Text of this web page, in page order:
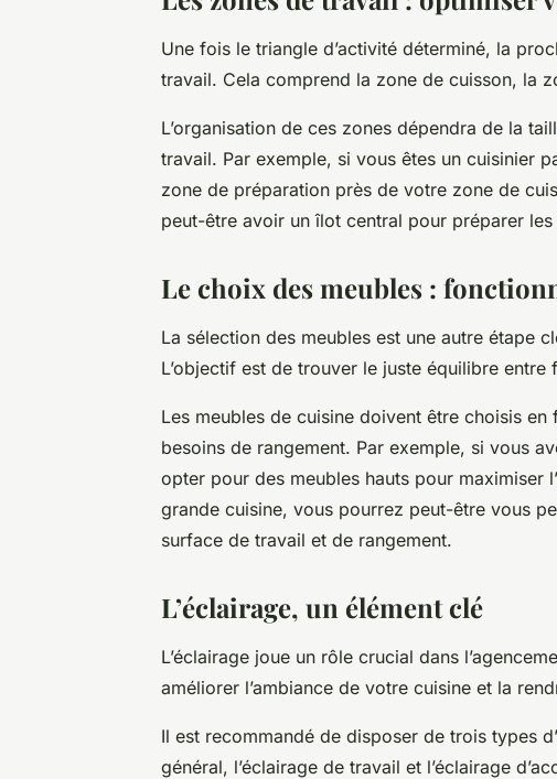
Une fois le triangle d’activité déterminé, la
travail. Cela comprend la zone de cuisson, la
L’organisation de ces zones dépendra de la
travail. Par exemple, si vous êtes un cuisinier
zone de préparation près de votre zone de
peut-être avoir un îlot central pour préparer
Le choix des meubles :
La sélection des meubles est une autre étape
L’objectif est de trouver le juste équilibre
Les meubles de cuisine doivent être choisis
besoins de rangement. Par exemple, si vous
opter pour des meubles hauts pour maximiser
grande cuisine, vous pourrez peut-être vous
surface de travail et de rangement.
L’éclairage, un élément clé
L’éclairage joue un rôle crucial dans
améliorer l’ambiance de votre cuisine et la
Il est recommandé de disposer de trois types
général, l’éclairage de travail et l’éclairage